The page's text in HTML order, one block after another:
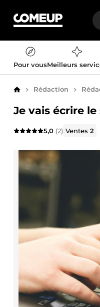
Pour vousMeilleurs
AccueilRédaction
Je vais écrire
5,0 (2) Ventes2